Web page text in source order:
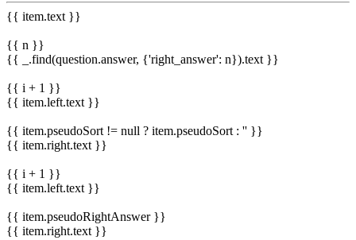
{{ item.text }}
{{ n }}
{{ _.find(question.answer, {'right_answer': n}).text }}
{{ i + 1 }}
{{ item.left.text }}
{{ item.pseudoSort != null ? item.pseudoSort : '' }}
{{ item.right.text }}
{{ i + 1 }}
{{ item.left.text }}
{{ item.pseudoRightAnswer }}
{{ item.right.text }}